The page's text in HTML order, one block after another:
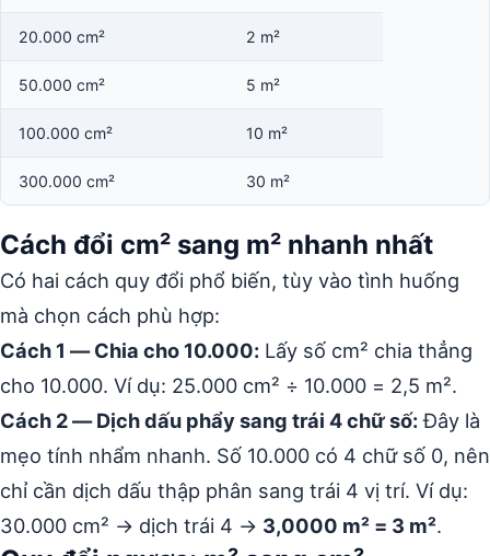
20.000 cm² 2 m²
50.000 cm² 5 m²
100.000 cm² 10 m²
300.000 cm² 30 m²
Cách đổi cm² sang m² nhanh nhất
Có hai cách quy đổi phổ biến, tùy vào tình huống
mà chọn cách phù hợp:
Cách 1 — Chia cho 10.000: Lấy số cm² chia thẳng
cho 10.000. Ví dụ: 25.000 cm² ÷ 10.000 = 2,5 m².
Cách 2 — Dịch dấu phẩy sang trái 4 chữ số:Đây là
mẹo tính nhẩm nhanh. Số 10.000 có 4 chữ số 0, nên
chỉ cần dịch dấu thập phân sang trái 4 vị trí. Ví dụ:
30.000 cm² → dịch trái 4 → 3,0000 m² = 3 m².